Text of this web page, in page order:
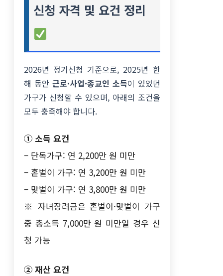
신청 자격 및 요건 정리
2026년 정기신청 기준으로, 2025년 한
해 동안 근로·사업·종교인 소득이 있었던
가구가 신청할 수 있으며, 아래의 조건을
모두 충족해야 합니다.
① 소득 요건
– 단독가구: 연 2,200만 원 미만
– 홑벌이 가구: 연 3,200만 원 미만
– 맞벌이 가구: 연 3,800만 원 미만
※ 자녀장려금은 홑벌이·맞벌이 가구
중 총소득 7,000만 원 미만일 경우 신
청 가능
② 재산 요건